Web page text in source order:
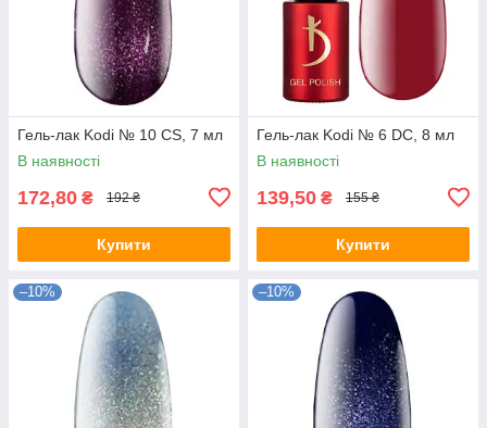
Гель-лак Kodi № 10 СS, 7 мл
В наявності
172,80 ₴ 192 ₴
Купити
Гель-лак Kodi № 6 DC, 8 мл
В наявності
139,50 ₴ 155 ₴
Купити
–10% –10%